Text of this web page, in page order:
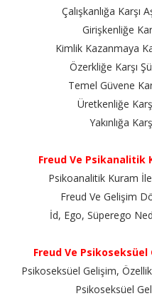
Çalışkanlığa Karşı
Girişkenliğe
Kimlik Kazanmaya
Özerkliğe Karşı
Temel Güvene
Üretkenliğe
Yakınlığa
Freud Ve Psikanalitik
Psikoanalitik Kuram
Freud Ve Gelişim
İd, Ego, Süperego
Freud Ve
Psikoseksüel Gelişim,
Psikoseksüel